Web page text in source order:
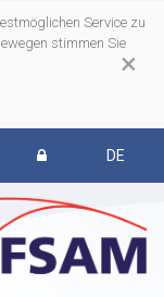
×
Service zu
stimmen Sie
DE